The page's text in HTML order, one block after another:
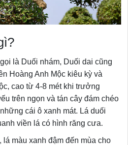
là Duối nhám, Duối dai cũng
Hoàng Anh Mộc kiêu kỳ và
cao từ 4-8 mét khi trưởng
trên ngọn và tán cây đám chéo
cái ô xanh mát. Lá duối
viền lá có hình răng cưa.
màu xanh đậm đến mùa cho